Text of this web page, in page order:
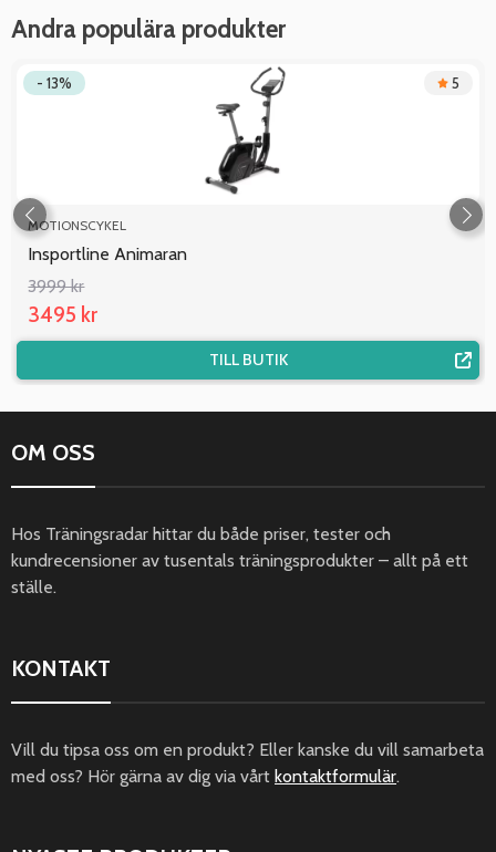
Andra populära produkter
- 13% 5
MOTIONSCYKEL
Insportline Animaran
3999 kr
3495 kr
TILL BUTIK
OM OSS
Hos Träningsradar hittar du både priser, tester och
kundrecensioner av tusentals träningsprodukter – allt på ett
ställe.
KONTAKT
Vill du tipsa oss om en produkt? Eller kanske du vill samarbeta
med oss? Hör gärna av dig via vårt kontaktformulär.